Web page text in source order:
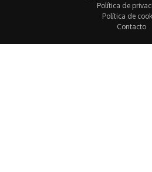
Política de
Política de
Contacto